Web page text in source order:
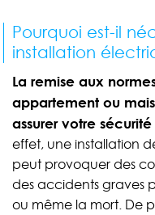
Pourquoi est-il
installation
La remise aux
appartement ou
assurer votre
effet, une installation
peut provoquer des
des accidents graves
ou même la mort. De